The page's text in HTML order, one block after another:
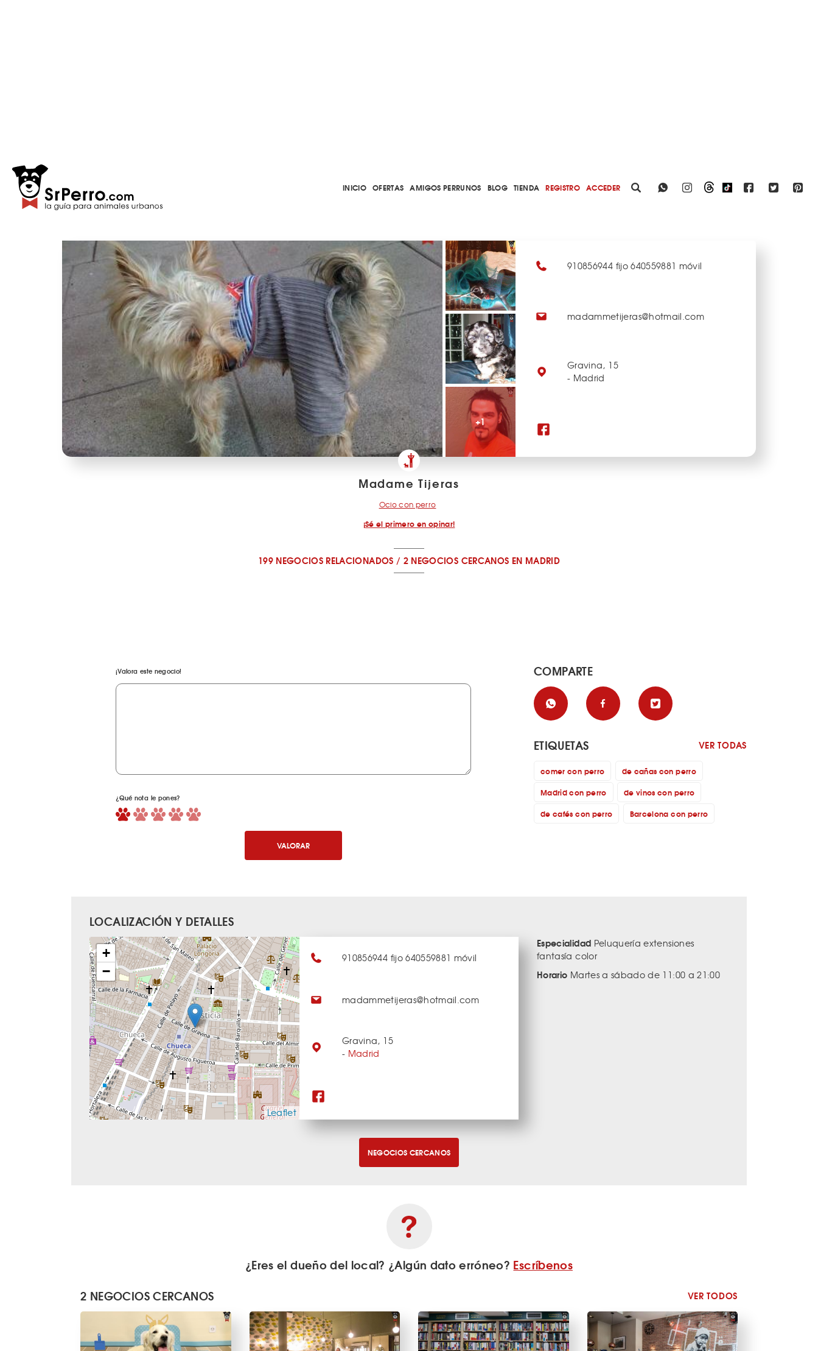
INICIO OFERTAS AMIGOS PERRUNOS BLOG TIENDA REGISTRO ACCEDER
+1
910856944 fijo 640559881 móvil
madammetijeras@hotmail.com
Gravina, 15
- Madrid
Madame Tijeras
Ocio con perro
¡Sé el primero en opinar!
199 NEGOCIOS RELACIONADOS / 2 NEGOCIOS CERCANOS EN MADRID
¡Valora este negocio!
¿Qué nota le pones?
VALORAR
COMPARTE
ETIQUETAS VER TODAS
comer con perro
de cañas con perro
Madrid con perro
de vinos con perro
de cafés con perro
Barcelona con perro
LOCALIZACIÓN Y DETALLES
+
−
Leaflet
910856944 fijo 640559881 móvil
madammetijeras@hotmail.com
Gravina, 15
- Madrid
Especialidad Peluquería extensiones
fantasía color
Horario Martes a sábado de 11:00 a 21:00
NEGOCIOS CERCANOS
¿Eres el dueño del local? ¿Algún dato erróneo? Escríbenos
2 NEGOCIOS CERCANOS
VER TODOS